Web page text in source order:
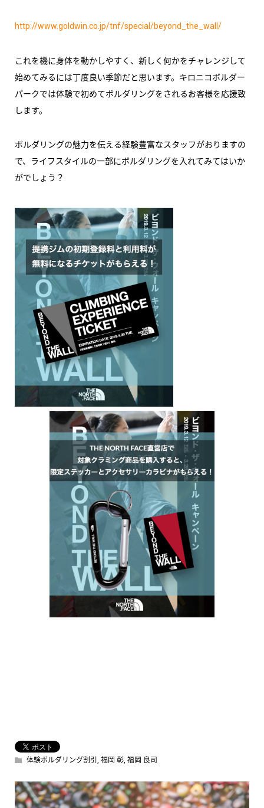
http://www.goldwin.co.jp/tnf/special/beyond_the_wall/
これを機に身体を動かしやすく、新しく何かをチャレンジして
始めてみるには丁度良い季節だと思います。キロニコボルダー
パークでは体験で初めてボルダリングをされるお客様を応援致
します。
ボルダリングの魅力を伝える経験豊富なスタッフがおりますの
で、ライフスタイルの一部にボルダリングを入れてみてはいか
がでしょう？
体験ボルダリング割引 福岡 彰, 福岡 良司